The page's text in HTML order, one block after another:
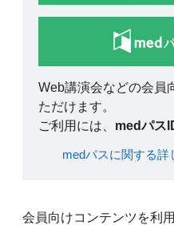
Web講演会などの会員
ただけます。
ご利用には、 medパス
medパスに関する詳
会員向けコンテンツを利